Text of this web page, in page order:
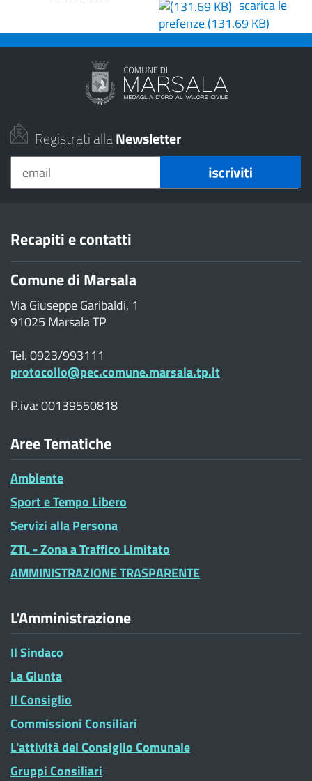
scarica le
prefenze(131.69 KB)
Registrati allaNewsletter
Recapiti e contatti
Comune di Marsala
Via Giuseppe Garibaldi, 1
91025 Marsala TP
Tel. 0923/993111
protocollo@pec.comune.marsala.tp.it
P.iva: 00139550818
Aree Tematiche
Ambiente
Sport e Tempo Libero
Servizi alla Persona
ZTL - Zona a Traffico Limitato
AMMINISTRAZIONE TRASPARENTE
L'Amministrazione
Il Sindaco
La Giunta
Il Consiglio
Commissioni Consiliari
L'attività del Consiglio Comunale
Gruppi Consiliari